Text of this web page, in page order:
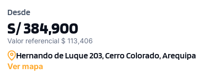
Desde
S/ 384,900
Valor referencial $ 113,406
Hernando de Luque 203, Cerro Colorado, Arequipa
Ver mapa